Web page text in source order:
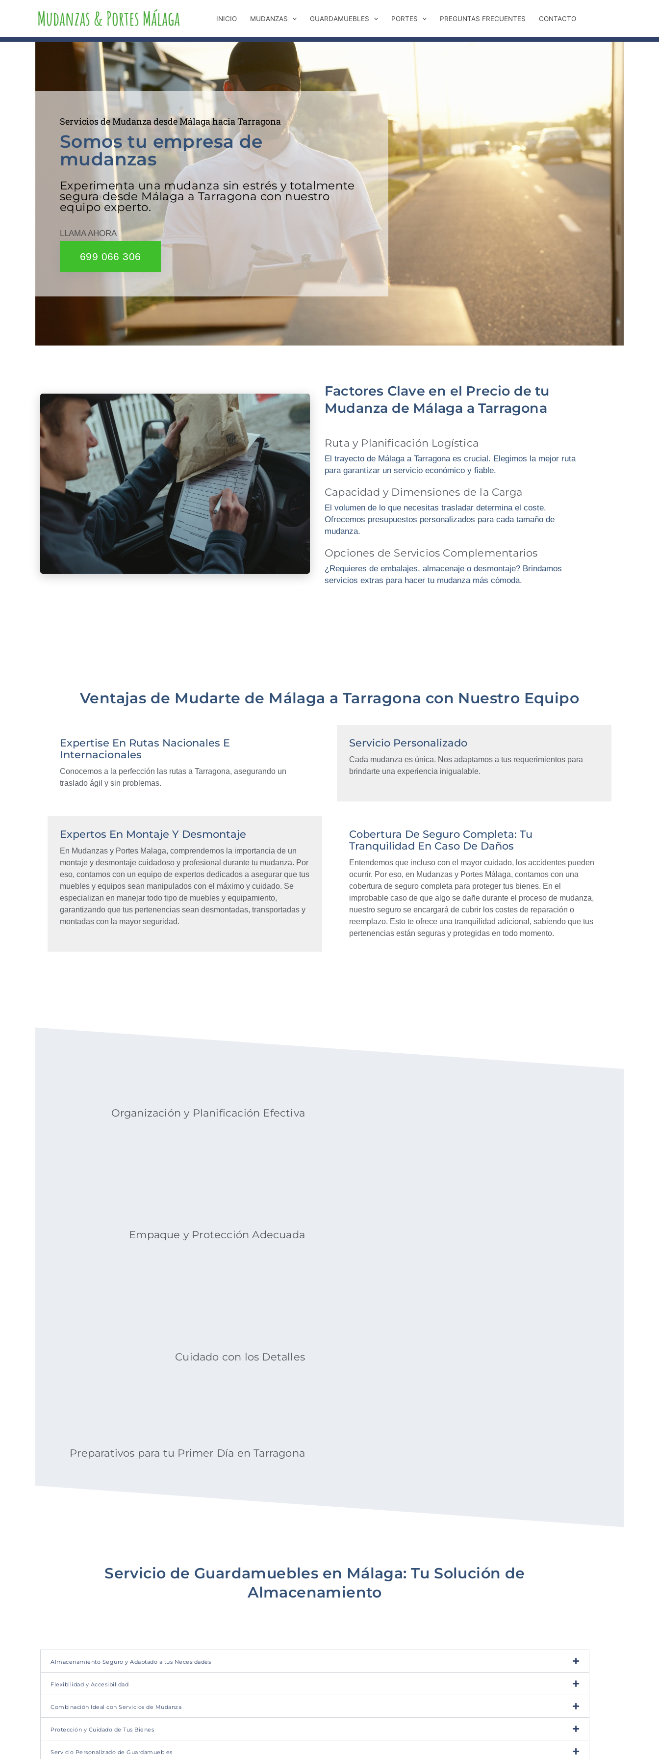
INICIO MUDANZAS GUARDAMUEBLES PORTES PREGUNTAS FRECUENTES CONTACTO
Servicios de Mudanza desde Málaga hacia Tarragona
Somos tu empresa de
mudanzas
Experimenta una mudanza sin estrés y totalmente
segura desde Málaga a Tarragona con nuestro
equipo experto.
LLAMA AHORA
699 066 306
Factores Clave en el Precio de tu
Mudanza de Málaga a Tarragona
Ruta y Planificación Logística
El trayecto de Málaga a Tarragona es crucial. Elegimos la mejor ruta
para garantizar un servicio económico y fiable.
Capacidad y Dimensiones de la Carga
El volumen de lo que necesitas trasladar determina el coste.
Ofrecemos presupuestos personalizados para cada tamaño de
mudanza.
Opciones de Servicios Complementarios
¿Requieres de embalajes, almacenaje o desmontaje? Brindamos
servicios extras para hacer tu mudanza más cómoda.
Ventajas de Mudarte de Málaga a Tarragona con Nuestro Equipo
Expertise En Rutas Nacionales E
Internacionales
Conocemos a la perfección las rutas a Tarragona, asegurando un
traslado ágil y sin problemas.
Servicio Personalizado
Cada mudanza es única. Nos adaptamos a tus requerimientos para
brindarte una experiencia inigualable.
Expertos En Montaje Y Desmontaje
En Mudanzas y Portes Malaga, comprendemos la importancia de un
montaje y desmontaje cuidadoso y profesional durante tu mudanza. Por
eso, contamos con un equipo de expertos dedicados a asegurar que tus
muebles y equipos sean manipulados con el máximo y cuidado. Se
especializan en manejar todo tipo de muebles y equipamiento,
garantizando que tus pertenencias sean desmontadas, transportadas y
montadas con la mayor seguridad.
Cobertura De Seguro Completa: Tu
Tranquilidad En Caso De Daños
Entendemos que incluso con el mayor cuidado, los accidentes pueden
ocurrir. Por eso, en Mudanzas y Portes Málaga, contamos con una
cobertura de seguro completa para proteger tus bienes. En el
improbable caso de que algo se dañe durante el proceso de mudanza,
nuestro seguro se encargará de cubrir los costes de reparación o
reemplazo. Esto te ofrece una tranquilidad adicional, sabiendo que tus
pertenencias están seguras y protegidas en todo momento.
Organización y Planificación Efectiva
Empaque y Protección Adecuada
Cuidado con los Detalles
Preparativos para tu Primer Día en Tarragona
Servicio de Guardamuebles en Málaga: Tu Solución de
Almacenamiento
Almacenamiento Seguro y Adaptado a tus Necesidades
Flexibilidad y Accesibilidad
Combinación Ideal con Servicios de Mudanza
Protección y Cuidado de Tus Bienes
Servicio Personalizado de Guardamuebles